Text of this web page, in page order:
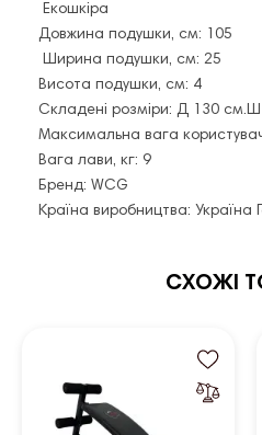
Екошкіра
Довжина подушки, см: 105
Ширина подушки, см: 25
Висота подушки, см: 4
Складені розміри: Д 130
Максимальна вага
Вага лави, кг: 9
Бренд: WCG
Країна виробництва: Україна
СХОЖІ